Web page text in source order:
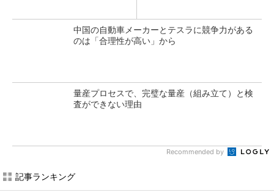
中国の自動車メーカーとテスラに競争力がある
のは「合理性が高い」から
量産プロセスで、完璧な量産（組み立て）と検
査ができない理由
Recommended by
記事ランキング